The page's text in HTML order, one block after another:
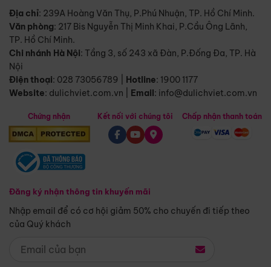
Địa chỉ: 239A Hoàng Văn Thụ, P.Phú Nhuận, TP. Hồ Chí Minh.
Văn phòng: 217 Bis Nguyễn Thị Minh Khai, P.Cầu Ông Lãnh,
TP. Hồ Chí Minh.
Chi nhánh Hà Nội: Tầng 3, số 243 xã Đàn, P.Đống Đa, TP. Hà
Nội
Điện thoại: 028 73056789 Hotline: 1900 1177
Website: dulichviet.com.vn Email: info@dulichviet.com.vn
Chứng nhận
Đăng ký nhận thông tin khuyến mãi
Nhập email để có cơ hội giảm 50% cho chuyến đi tiếp theo
của Quý khách
Kết nối với chúng tôi Chấp nhận thanh toán